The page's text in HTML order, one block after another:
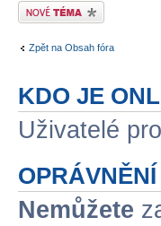
Odeslat nové téma
Zpět na Obsah fóra
KDO JE
Uživatelé
Nemůžete